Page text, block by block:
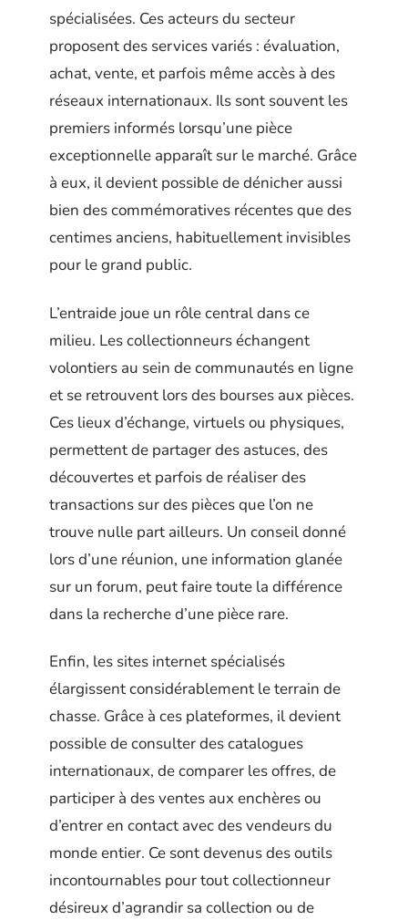
spécialisées. Ces acteurs du secteur
proposent des services variés : évaluation,
achat, vente, et parfois même accès à des
réseaux internationaux. Ils sont souvent les
premiers informés lorsqu’une pièce
exceptionnelle apparaît sur le marché. Grâce
à eux, il devient possible de dénicher aussi
bien des commémoratives récentes que des
centimes anciens, habituellement invisibles
pour le grand public.
L’entraide joue un rôle central dans ce
milieu. Les collectionneurs échangent
volontiers au sein de communautés en ligne
et se retrouvent lors des bourses aux pièces.
Ces lieux d’échange, virtuels ou physiques,
permettent de partager des astuces, des
découvertes et parfois de réaliser des
transactions sur des pièces que l’on ne
trouve nulle part ailleurs. Un conseil donné
lors d’une réunion, une information glanée
sur un forum, peut faire toute la différence
dans la recherche d’une pièce rare.
Enfin, les sites internet spécialisés
élargissent considérablement le terrain de
chasse. Grâce à ces plateformes, il devient
possible de consulter des catalogues
internationaux, de comparer les offres, de
participer à des ventes aux enchères ou
d’entrer en contact avec des vendeurs du
monde entier. Ce sont devenus des outils
incontournables pour tout collectionneur
désireux d’agrandir sa collection ou de